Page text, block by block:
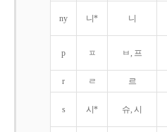
ny 니* 니
p ㅍ ㅂ, 프
r ㄹ 르
s 시* 슈, 시